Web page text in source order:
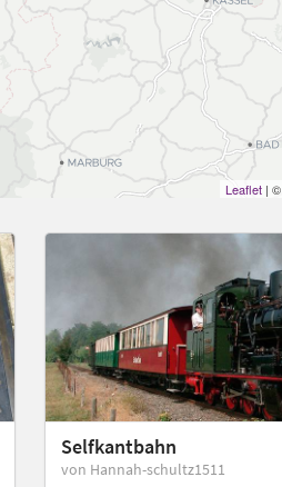
Leaflet| ©
Selfkantbahn
von Hannah-schultz1511